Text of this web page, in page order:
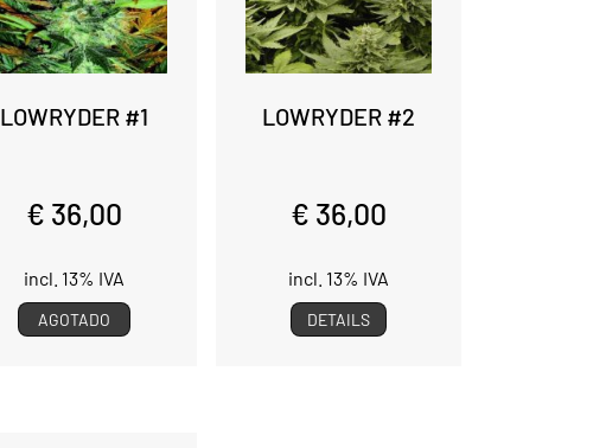
LOWRYDER #1
€ 36,00
incl. 13% IVA
AGOTADO
LOWRYDER #2
€ 36,00
incl. 13% IVA
DETAILS